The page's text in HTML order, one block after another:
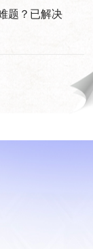
题？已解决